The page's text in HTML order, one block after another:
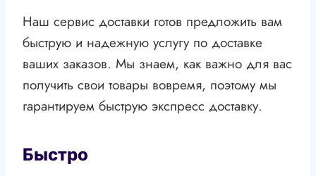
Наш сервис доставки готов предложить вам
быструю и надежную услугу по доставке
ваших заказов. Мы знаем, как важно для вас
получить свои товары вовремя, поэтому мы
гарантируем быструю экспресс доставку.
Быстро